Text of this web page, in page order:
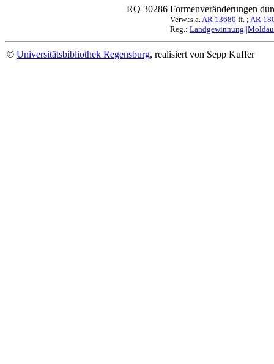
RQ 30286 Formenveränderungen
Verw.:s.a.AR 13680 ff. ; AR
Reg.:
© Universitätsbibliothek Regensburg, realisiert von Sepp Kuffer